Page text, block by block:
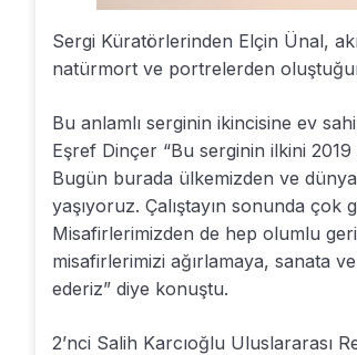
Sergi Küratörlerinden Elçin Ünal,
natürmort ve portrelerden
Bu anlamlı serginin ikincisine ev
Eşref Dinçer “Bu serginin ilkini
Bugün burada ülkemizden ve
yaşıyoruz. Çalıştayın sonunda çok
Misafirlerimizden de hep olumlu
misafirlerimizi ağırlamaya, sanata
ederiz” diye konuştu.
2’nci Salih Karcıoğlu Uluslararası